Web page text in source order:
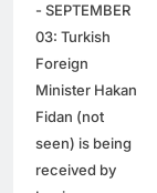
- SEPTEMBER
03: Turkish
Foreign
Minister Hakan
Fidan (not
seen) is being
received by